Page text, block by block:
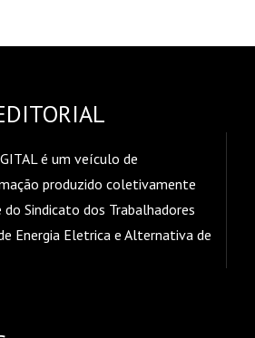
é um veículo de
produzido coletivamente
Sindicato dos Trabalhadores
Energia Eletrica e Alternativa de